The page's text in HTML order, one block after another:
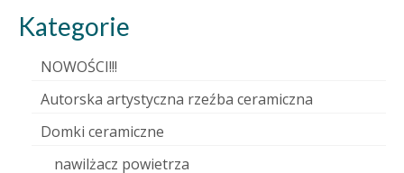
Kategorie
NOWOŚCI!!!
Autorska artystyczna rzeźba ceramiczna
Domki ceramiczne
nawilżacz powietrza